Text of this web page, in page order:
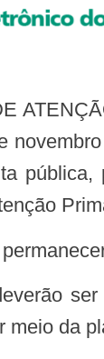
meio da